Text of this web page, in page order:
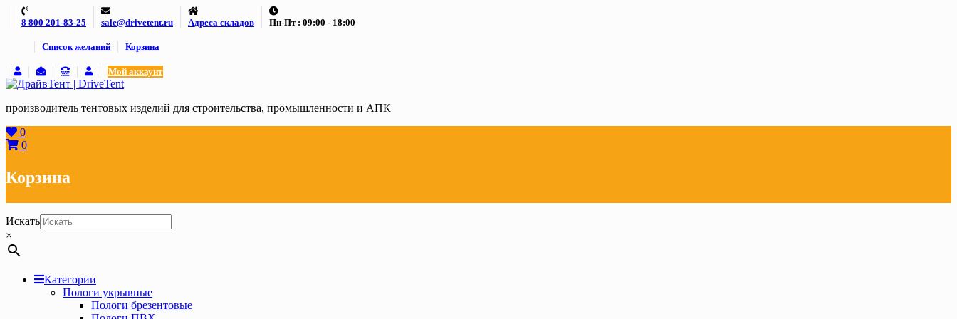
Skip
8 800 201-83-25 sale@drivetent.ru Адреса складов Пн-Пт : 09:00 - 18:00
Список желаний Корзина
Мой аккаунт
производитель тентовых изделий для строительства, промышленности и АПК
0
0
Корзина
Искать
×
Категории
Пологи укрывные
Пологи брезентовые